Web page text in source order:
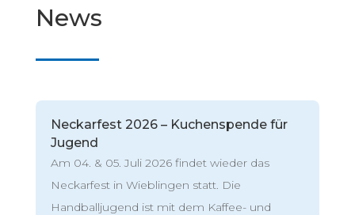
News
Neckarfest 2026 – Kuchenspende für
Jugend
Am 04. & 05. Juli 2026 findet wieder das
Neckarfest in Wieblingen statt. Die
Handballjugend ist mit dem Kaffee- und